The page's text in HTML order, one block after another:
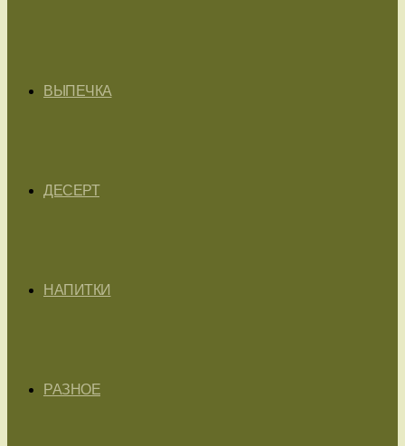
ВЫПЕЧКА
ДЕСЕРТ
НАПИТКИ
РАЗНОЕ